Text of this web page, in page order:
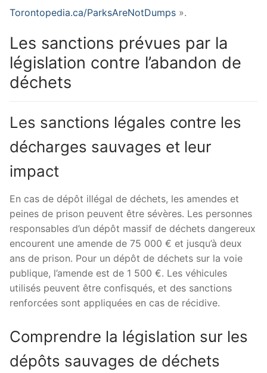
Torontopedia.ca/ParksAreNotDumps ».
Les sanctions prévues par la
législation contre l’abandon de
déchets
Les sanctions légales contre les
décharges sauvages et leur
impact
En cas de dépôt illégal de déchets, les amendes et
peines de prison peuvent être sévères. Les personnes
responsables d’un dépôt massif de déchets dangereux
encourent une amende de 75 000 € et jusqu’à deux
ans de prison. Pour un dépôt de déchets sur la voie
publique, l’amende est de 1 500 €. Les véhicules
utilisés peuvent être confisqués, et des sanctions
renforcées sont appliquées en cas de récidive.
Comprendre la législation sur les
dépôts sauvages de déchets